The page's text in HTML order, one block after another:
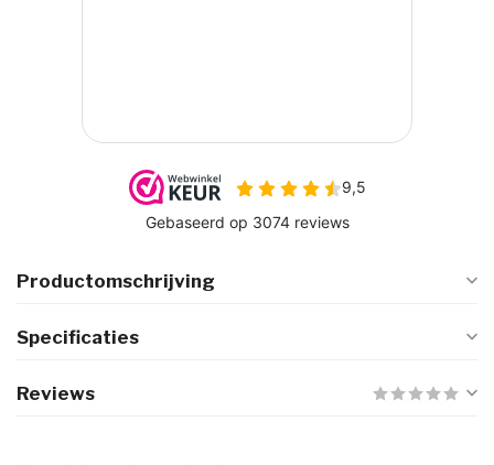
Productomschrijving
Specificaties
Reviews